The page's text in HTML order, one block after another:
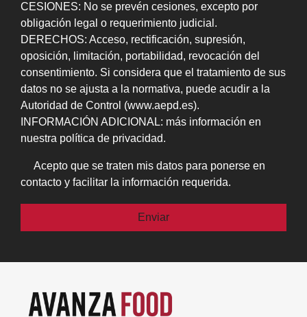
CESIONES: No se prevén cesiones, excepto por
obligación legal o requerimiento judicial.
DERECHOS: Acceso, rectificación, supresión,
oposición, limitación, portabilidad, revocación del
consentimiento. Si considera que el tratamiento de sus
datos no se ajusta a la normativa, puede acudir a la
Autoridad de Control (www.aepd.es).
INFORMACIÓN ADICIONAL: más información en
nuestra política de privacidad.
Acepto que se traten mis datos para ponerse en
contacto y facilitar la información requerida.